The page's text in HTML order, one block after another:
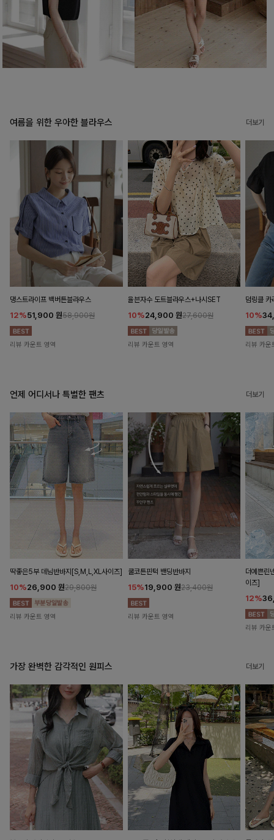
여름을 위한 우아한 블라우스 더보기
댕스트라이프 백버튼블라우스
12%51,900 원58,900원
리뷰 카운트 영역
율븐자수 도트블라우스+나시SET
10%24,900 원27,600원
리뷰 카운트 영역
덤링클 카
10%
리뷰 카운
언제 어디서나 특별한 팬츠 더보기
딱좋은5부 데님반바지[S,M,L,XL사이즈]
10%26,900 원29,800원
리뷰 카운트 영역
쿨코튼핀턱 밴딩반바지
15%19,900 원23,400원
리뷰 카운트 영역
더예쁜린
이즈]
12%
리뷰 카운
가장 완벽한 감각적인 원피스 더보기